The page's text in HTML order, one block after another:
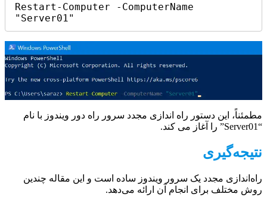
Restart-Computer -ComputerName
"Server01"
مطمئناً، این دستور راه اندازی مجدد سرور راه دور ویندوز با نام
“Server01” را آغاز می کند.
نتیجه‌گیری
راه‌اندازی مجدد یک سرور ویندوز ساده است و این مقاله چندین
روش مختلف برای انجام آن ارائه می‌دهد.